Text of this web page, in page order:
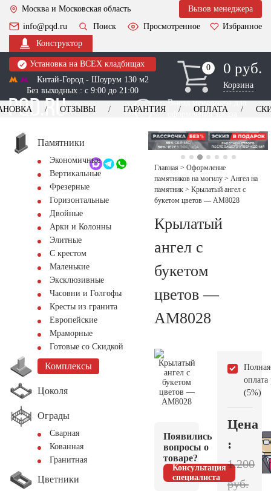
Москва и Московская область
Вызов менеджера
info@pqd.ru
Поиск Просмотренное
Избранное
Конструктор
Установка на ВСЕХ кладбищах
Китай-Город - Шоурум 130 м2
Без выходных : с 9:00 до 21:00
0
0 0 руб.
Корзина
Выезд менеджера для
оформления заказа
+7 (495) 518-44-23
Обратный звонок
ОТЗЫВЫ ГАРАНТИЯ ОПЛАТА
Памятники
Экономичные
Вертикальные
Фрезерные
Горизонтальные
Двойные
Арки и Колонны
Элитные
С крестом
Маленькие
Эксклюзивные
Часовни и Голгофы
Кресты из гранита
Европейские
Мраморные
Готовые со Скидкой
Комплексы
Цоколя
Ограды
Сварная
Кованная
Гранитная
Цветники
Главная > Оформление
памятников на могилу > Ангел на
памятник > Крылатый ангел с
букетом цветов — AM8028
Крылатый
ангел с
букетом
цветов —
AM8028
Появились
вопросы о
товаре?
Консультация
специалиста
Полная
оплата
(5%)
Цена
:
1.200
руб.